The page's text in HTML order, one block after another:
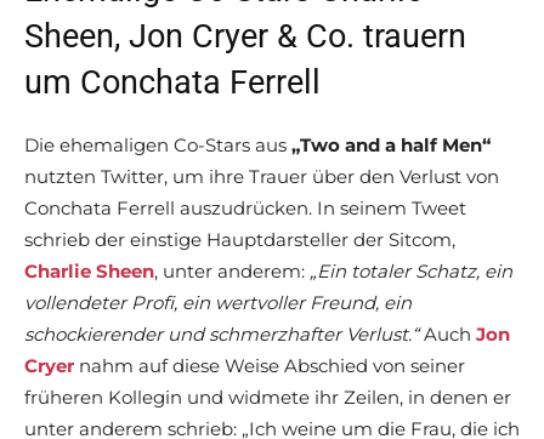
Sheen, Jon Cryer & Co. trauern
um Conchata Ferrell
Die ehemaligen Co-Stars aus „Two and a half Men“
nutzten Twitter, um ihre Trauer über den Verlust von
Conchata Ferrell auszudrücken. In seinem Tweet
schrieb der einstige Hauptdarsteller der Sitcom,
Charlie Sheen, unter anderem: „Ein totaler Schatz, ein
vollendeter Profi, ein wertvoller Freund, ein
schockierender und schmerzhafter Verlust.“Auch Jon
Cryer nahm auf diese Weise Abschied von seiner
früheren Kollegin und widmete ihr Zeilen, in denen er
unter anderem schrieb: „Ich weine um die Frau, die ich